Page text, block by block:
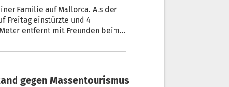
Familie auf Mallorca. Als der
Freitag einstürzte und 4
entfernt mit Freunden beim
gegen Massentourismus